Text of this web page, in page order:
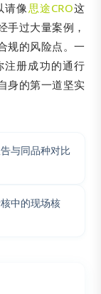
请像思途CRO这
手过大量案例，
规的风险点。一
注册成功的通行
身的第一道坚实
与同品种对比
中的现场核